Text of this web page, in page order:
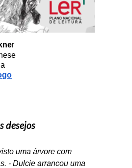
r
desejos
uma árvore com
- Dulcie arrancou uma